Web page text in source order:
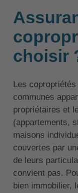
choisir
Les
communes
propriétaires et
(appartements,
maisons
couvertes par
de leurs
convient pas.
bien immobilier,